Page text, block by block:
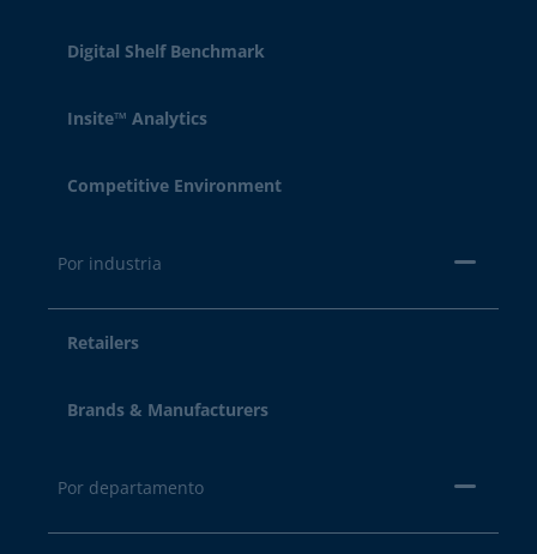
Digital Shelf Benchmark
Insite™ Analytics
Competitive Environment
Por industria
Retailers
Brands & Manufacturers
Por departamento